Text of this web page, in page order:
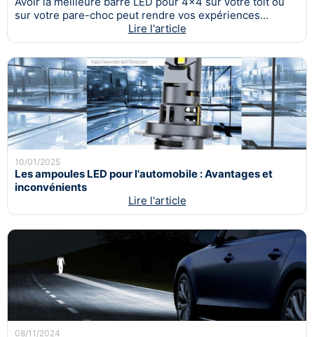
sur votre pare-choc peut rendre vos expériences...
Lire l'article
10/01/2025
Les ampoules LED pour l'automobile : Avantages et
inconvénients
Lire l'article
08/11/2024